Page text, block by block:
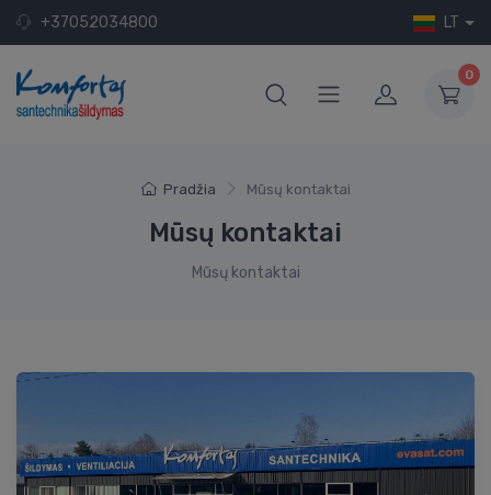
+37052034800 LT
0
Pradžia Mūsų kontaktai
Mūsų kontaktai
Mūsų kontaktai